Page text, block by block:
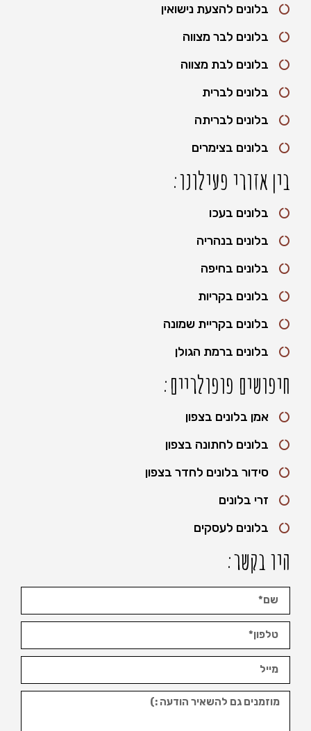
בלונים להצעת נישואין
בלונים לבר מצווה
בלונים לבת מצווה
בלונים לברית
בלונים לבריתה
בלונים בצימרים
בין אזורי פעילונו:
בלונים בעכו
בלונים בנהריה
בלונים בחיפה
בלונים בקריות
בלונים בקריית שמונה
בלונים ברמת הגולן
חיפושים פופולריים:
אמן בלונים בצפון
בלונים לחתונה בצפון
סידור בלונים לחדר בצפון
זרי בלונים
בלונים לעסקים
היו בקשר: